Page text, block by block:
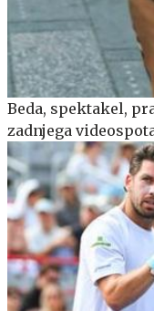
Beda, spektakel,
zadnjega